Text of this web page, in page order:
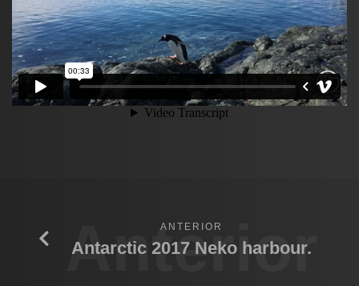
Anterior
ANTERIOR
Antarctic 2017 Neko harbour.